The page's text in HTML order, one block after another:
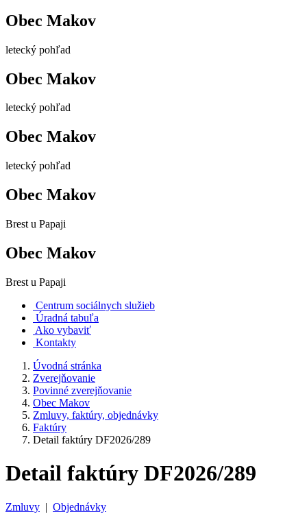
Obec Makov
letecký pohľad
Obec Makov
letecký pohľad
Obec Makov
letecký pohľad
Obec Makov
Brest u Papaji
Obec Makov
Brest u Papaji
Centrum sociálnych služieb
Úradná tabuľa
Ako vybaviť
Kontakty
Úvodná stránka
Zverejňovanie
Povinné zverejňovanie
Obec Makov
Zmluvy, faktúry, objednávky
Faktúry
Detail faktúry DF2026/289
Detail faktúry DF2026/289
Zmluvy | Objednávky